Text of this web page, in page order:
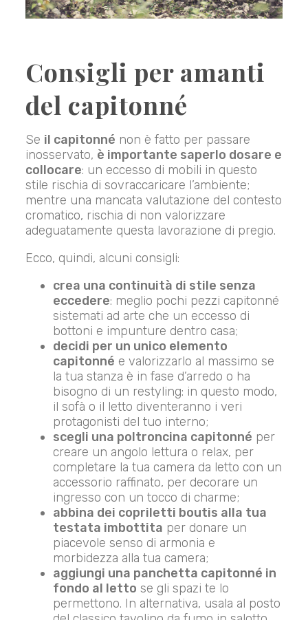
Consigli per amanti
del capitonné
Se il capitonné non è fatto per passare
inosservato, è importante saperlo dosare e
collocare: un eccesso di mobili in questo
stile rischia di sovraccaricare l’ambiente;
mentre una mancata valutazione del contesto
cromatico, rischia di non valorizzare
adeguatamente questa lavorazione di pregio.
Ecco, quindi, alcuni consigli:
crea una continuità di stile senza
eccedere: meglio pochi pezzi capitonné
sistemati ad arte che un eccesso di
bottoni e impunture dentro casa;
decidi per un unico elemento
capitonné e valorizzarlo al massimo se
la tua stanza è in fase d’arredo o ha
bisogno di un restyling: in questo modo,
il sofà o il letto diventeranno i veri
protagonisti del tuo interno;
scegli una poltroncina capitonné per
creare un angolo lettura o relax, per
completare la tua camera da letto con un
accessorio raffinato, per decorare un
ingresso con un tocco di charme;
abbina dei copriletti boutis alla tua
testata imbottita per donare un
piacevole senso di armonia e
morbidezza alla tua camera;
aggiungi una panchetta capitonné in
fondo al letto se gli spazi te lo
permettono. In alternativa, usala al posto